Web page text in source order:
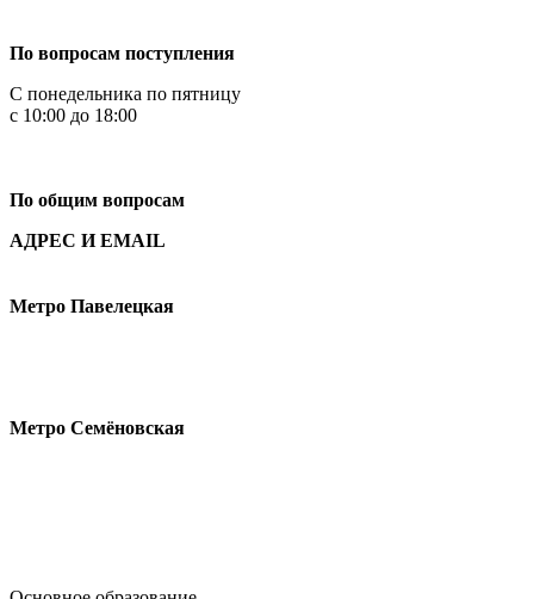
По вопросам поступления
С понедельника по пятницу
с 10:00 до 18:00
По общим вопросам
АДРЕС И EMAIL
Метро Павелецкая
Метро Семёновская